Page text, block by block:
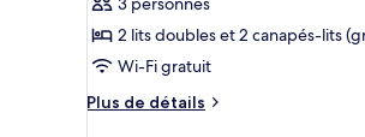
type
de
chambre :
Chambre
2 lits doubles et 2 canapés-lits
Wi-Fi gratuit
Plus de détails
Plus